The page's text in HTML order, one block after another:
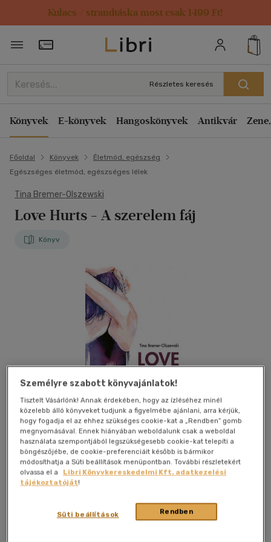
Kulacs / strandtáska most csak 1499 Ft!
Törzsvásárlói Kártya adatai
Részletes keresés
Könyvek E-könyvek Hangoskönyvek Antikvár
Főoldal Könyvek
Életmód, egészség
Egészséges életmód, egészséges lélek
Tina Bremer-Olszewski
Love Hurts - A szerelem fáj
Könyv
Csak online
Kívánságlistához adom Megosztom
Scolar Kiadó Kft.|2023|magyar nyelvű|cérnafűzött,
Személyre szabott könyvajánlatok!
Tisztelt Vásárlónk! Annak érdekében, hogy az ízléséhez minél
közelebb álló könyveket tudjunk a figyelmébe ajánlani, arra kérjük,
hogy fogadja el az ehhez szükséges cookie-kat a „Rendben” gomb
megnyomásával. Ennek hiányában weboldalunk csak a weboldal
használata szempontjából legszükségesebb cookie-kat telepíti a
böngészőjébe, de cookie-preferenciáit később is bármikor
módosíthatja a Süti beállítások menüpontban. További részletekért
olvassa el a
Libri Könyvkereskedelmi Kft. adatkezelési
tájékoztatóját!
Rendben
Süti beállítások